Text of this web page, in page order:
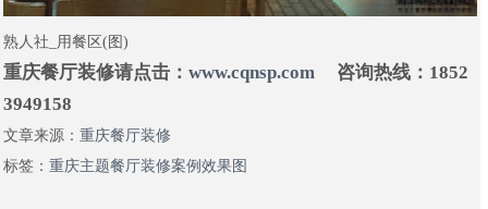
熟人社_用餐区(图)
重庆餐厅装修请点击： www.cqnsp.com
咨询热线：1852
3949158
文章来源： 重庆餐厅装修
标签： 重庆主题餐厅装修案例效果图